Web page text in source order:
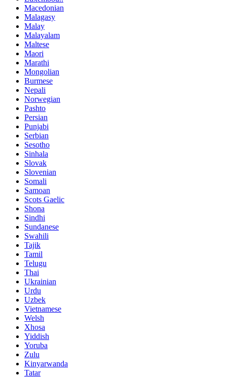
Macedonian
Malagasy
Malay
Malayalam
Maltese
Maori
Marathi
Mongolian
Burmese
Nepali
Norwegian
Pashto
Persian
Punjabi
Serbian
Sesotho
Sinhala
Slovak
Slovenian
Somali
Samoan
Scots Gaelic
Shona
Sindhi
Sundanese
Swahili
Tajik
Tamil
Telugu
Thai
Ukrainian
Urdu
Uzbek
Vietnamese
Welsh
Xhosa
Yiddish
Yoruba
Zulu
Kinyarwanda
Tatar